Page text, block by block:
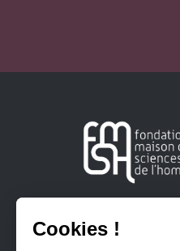
Créée en 1963, la
soutient la
sciences humaines